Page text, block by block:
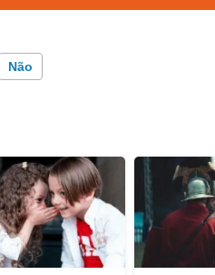
Não
incorreta
que procuro